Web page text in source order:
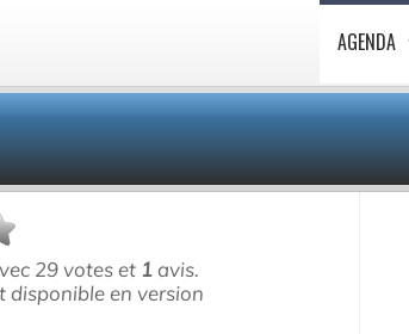
AGENDA
29votes et 1 avis.
disponible en version